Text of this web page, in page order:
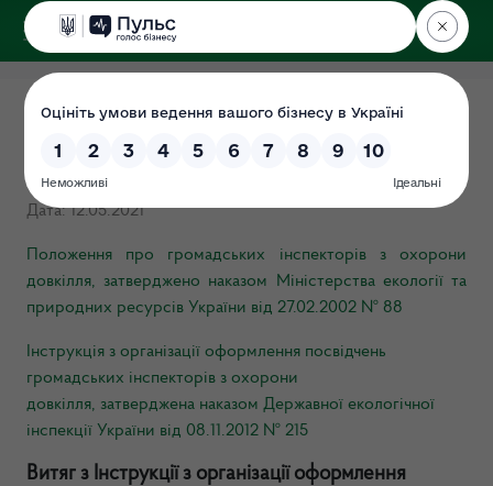
ДЕРЖЕКОІНСПЕКЦІЯ
Громадські інспектори з
охорони довкілля
Дата: 12.05.2021
Положення про громадських інспекторів з охорони
довкілля, затверджено наказом Міністерства екології та
природних ресурсів України від 27.02.2002 № 88
Інструкція з організації оформлення посвідчень
громадських інспекторів з охорони
довкілля, затверджена наказом Державної екологічної
інспекції України від 08.11.2012 № 215
Витяг з Інструкції з організації оформлення